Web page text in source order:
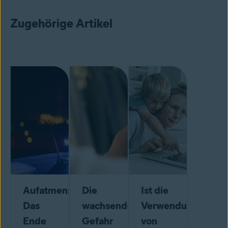
Zugehörige Artikel
Aufatmen:
Das
Ende
Die
wachsende
Gefahr
Ist die
Verwendung
von